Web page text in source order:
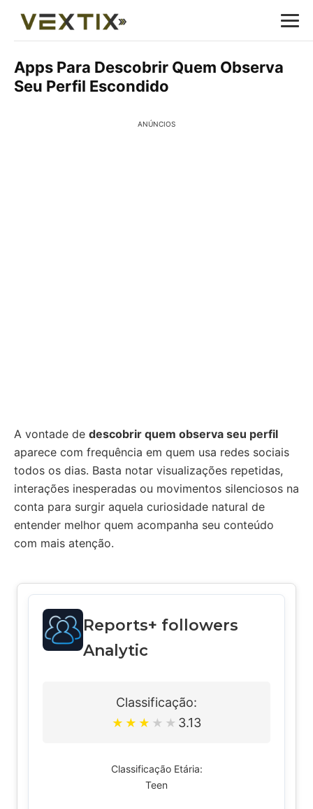
Apps Para Descobrir Quem Observa
Seu Perfil Escondido
ANÚNCIOS
A vontade de descobrir quem observa seu perfil
aparece com frequência em quem usa redes sociais
todos os dias. Basta notar visualizações repetidas,
interações inesperadas ou movimentos silenciosos na
conta para surgir aquela curiosidade natural de
entender melhor quem acompanha seu conteúdo
com mais atenção.
Reports+ followers
Analytic
Classificação:
★ ★ ★ ★ ★ 3.13
Classificação Etária:
Teen